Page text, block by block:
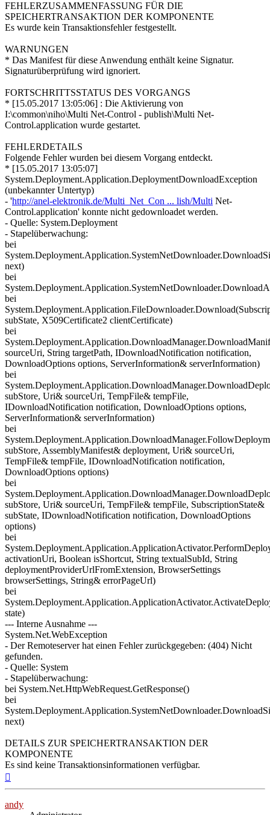
FEHLERZUSAMMENFASSUNG FÜR DIE
SPEICHERTRANSAKTION DER KOMPONENTE
Es wurde kein Transaktionsfehler festgestellt.
WARNUNGEN
* Das Manifest für diese Anwendung enthält keine Signatur.
Signaturüberprüfung wird ignoriert.
FORTSCHRITTSSTATUS DES VORGANGS
* [15.05.2017 13:05:06] : Die Aktivierung von
I:\common\niho\Multi Net-Control - publish\Multi Net-
Control.application wurde gestartet.
FEHLERDETAILS
Folgende Fehler wurden bei diesem Vorgang entdeckt.
* [15.05.2017 13:05:07]
System.Deployment.Application.DeploymentDownloadException
(unbekannter Untertyp)
- 'http://anel-elektronik.de/Multi_Net_Con ... lish/Multi Net-
Control.application' konnte nicht gedownloadet werden.
- Quelle: System.Deployment
- Stapelüberwachung:
bei
next)
bei
bei
subState, X509Certificate2 clientCertificate)
bei
sourceUri, String targetPath, IDownloadNotification notification,
DownloadOptions options, ServerInformation& serverInformation)
bei
subStore, Uri& sourceUri, TempFile& tempFile,
IDownloadNotification notification, DownloadOptions options,
ServerInformation& serverInformation)
bei
subStore, AssemblyManifest& deployment, Uri& sourceUri,
TempFile& tempFile, IDownloadNotification notification,
DownloadOptions options)
bei
subStore, Uri& sourceUri, TempFile& tempFile, SubscriptionState&
subState, IDownloadNotification notification, DownloadOptions
options)
bei
activationUri, Boolean isShortcut, String textualSubId, String
deploymentProviderUrlFromExtension, BrowserSettings
browserSettings, String& errorPageUrl)
bei
state)
--- Interne Ausnahme ---
System.Net.WebException
- Der Remoteserver hat einen Fehler zurückgegeben: (404) Nicht
gefunden.
- Quelle: System
- Stapelüberwachung:
bei System.Net.HttpWebRequest.GetResponse()
bei
next)
DETAILS ZUR SPEICHERTRANSAKTION DER
KOMPONENTE
Es sind keine Transaktionsinformationen verfügbar.
andy